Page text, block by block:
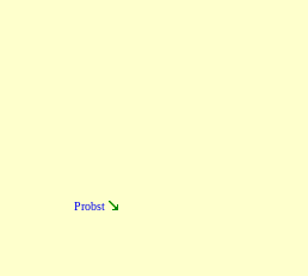
Probst